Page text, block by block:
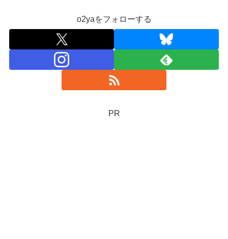
o2yaをフォローする
PR